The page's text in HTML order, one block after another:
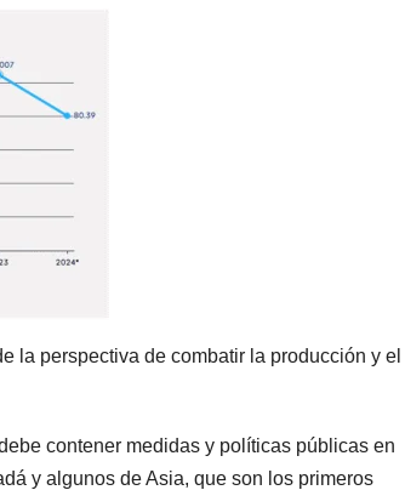
la perspectiva de combatir la producción y el
contener medidas y políticas públicas en
y algunos de Asia, que son los primeros